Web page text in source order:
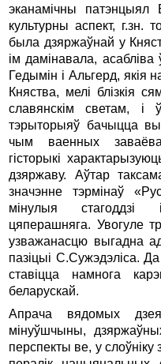
эканамiчны
культурны аспект, г.зн.
была дзяржаўнай у
iм дамінавала, асаблiва
Гедымiн i Альгерд, якiя
Княства, мелi блiзкiя
славянскiм светам, i
тэрыторыяў бачыцца
чым ваенных
гiсторыкi
дзяржаву. Аўтар
значэнне тэрмiнаў
мiнулыя стагоддзi
цяперашняга. Увогуле
узважанасцю выгадна
пазiцыі С.Сужэдэлiса. Да
ставiцца намнога
беларускай.
Апрача вядомых
мiнуўшчыны,
перспекты ве, у слоўнiку